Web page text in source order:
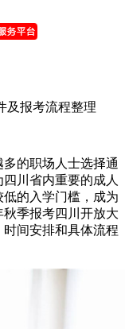
及报考流程整理
的职场人士选择通
川省内重要的成人
的入学门槛，成为
季报考四川开放大
间安排和具体流程